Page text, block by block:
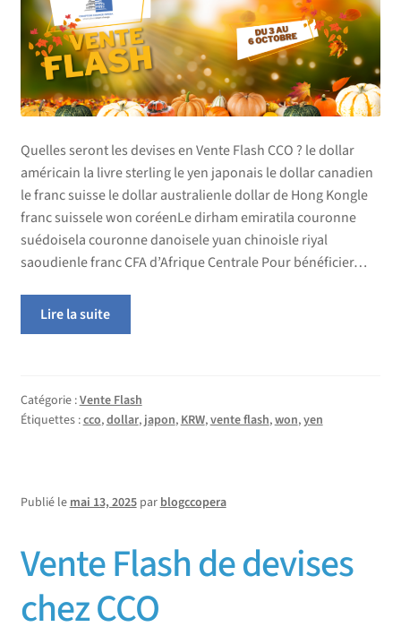
Quelles seront les devises en Vente Flash CCO ? le dollar
américain la livre sterling le yen japonais le dollar canadien
le franc suisse le dollar australienle dollar de Hong Kongle
franc suissele won coréenLe dirham emiratila couronne
suédoisela couronne danoisele yuan chinoisle riyal
saoudienle franc CFA d’Afrique Centrale Pour bénéficier…
Lire la suite
Catégorie :Vente Flash
Étiquettes :cco,dollar, japon, KRW,vente flash,won,yen
Publié le mai 13, 2025 par blogccopera
Vente Flash de devises
chez CCO